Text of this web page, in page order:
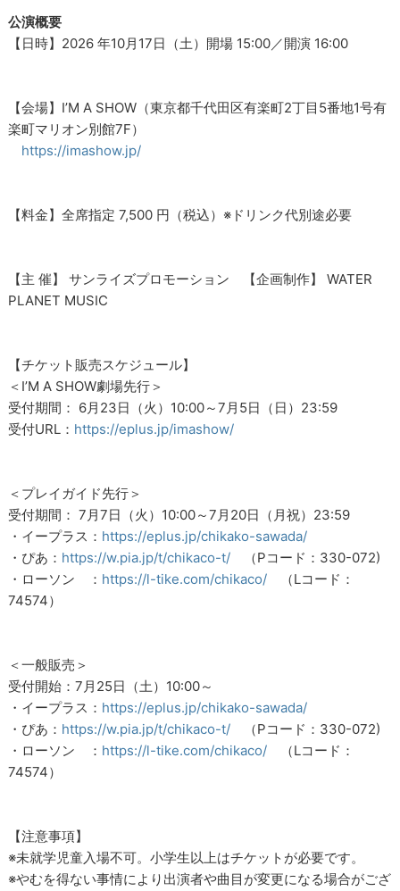
公演概要
【日時】2026 年10月17日（土）開場 15:00／開演 16:00
【会場】I’M A SHOW（東京都千代田区有楽町2丁目5番地1号有
楽町マリオン別館7F）
https://imashow.jp/
【料金】全席指定 7,500 円（税込）※ドリンク代別途必要
【主 催】 サンライズプロモーション 【企画制作】 WATER
PLANET MUSIC
【チケット販売スケジュール】
＜I’M A SHOW劇場先行＞
受付期間： 6月23日（火）10:00～7月5日（日）23:59
受付URL： https://eplus.jp/imashow/
＜プレイガイド先行＞
受付期間： 7月7日（火）10:00～7月20日（月祝）23:59
・イープラス： https://eplus.jp/chikako-sawada/
・ぴあ： https://w.pia.jp/t/chikaco-t/ （Pコード：330-072)
・ローソン ： https://l-tike.com/chikaco/ （Lコード：
74574）
＜一般販売＞
受付開始：7月25日（土）10:00～
・イープラス： https://eplus.jp/chikako-sawada/
・ぴあ： https://w.pia.jp/t/chikaco-t/ （Pコード：330-072)
・ローソン ： https://l-tike.com/chikaco/ （Lコード：
74574）
【注意事項】
※未就学児童入場不可。小学生以上はチケットが必要です。
※やむを得ない事情により出演者や曲目が変更になる場合がござ